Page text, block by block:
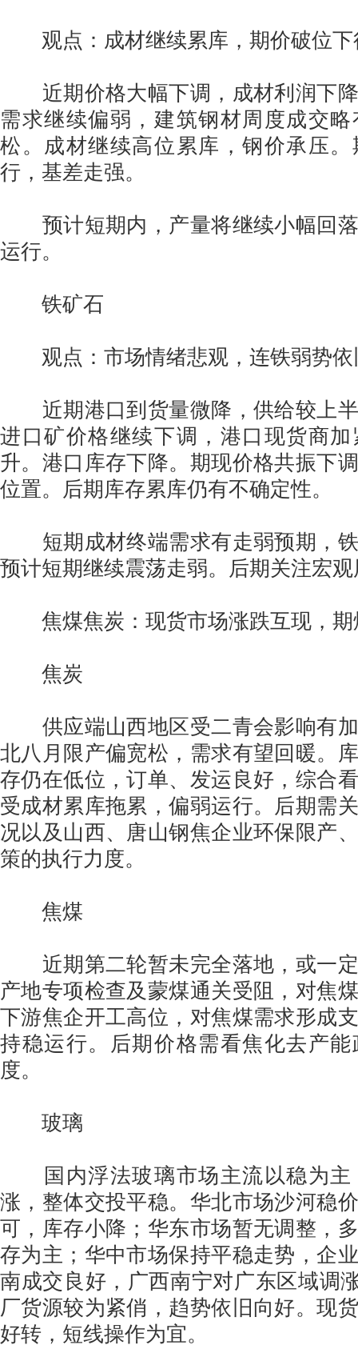
观点：成材继续累库，期价破位
近期价格大幅下调，成材利润下降
需求继续偏弱，建筑钢材周度成交
松。成材继续高位累库，钢价承压
行，基差走强。
预计短期内，产量将继续小幅回落
运行。
铁矿石
观点：市场情绪悲观，连铁弱势
近期港口到货量微降，供给较上半
进口矿价格继续下调，港口现货商
升。港口库存下降。期现价格共振下
位置。后期库存累库仍有不确定性。
短期成材终端需求有走弱预期，铁
预计短期继续震荡走弱。后期关注宏
焦煤焦炭：现货市场涨跌互现，期
焦炭
供应端山西地区受二青会影响有加
北八月限产偏宽松，需求有望回暖。
存仍在低位，订单、发运良好，综合
受成材累库拖累，偏弱运行。后期需
况以及山西、唐山钢焦企业环保限产
策的执行力度。
焦煤
近期第二轮暂未完全落地，或一定
产地专项检查及蒙煤通关受阻，对焦
下游焦企开工高位，对焦煤需求形成
持稳运行。后期价格需看焦化去产
度。
玻璃
国内浮法玻璃市场主流以稳为主
涨，整体交投平稳。华北市场沙河稳
可，库存小降；华东市场暂无调整，
存为主；华中市场保持平稳走势，企
南成交良好，广西南宁对广东区域调
厂货源较为紧俏，趋势依旧向好。现
好转，短线操作为宜。